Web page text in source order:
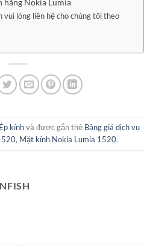
vui lòng liên hệ cho chúng tôi theo
Ép kínhvà được gắn thẻ Bảng giá dịch vụ
, Mặt kính Nokia Lumia 1520.